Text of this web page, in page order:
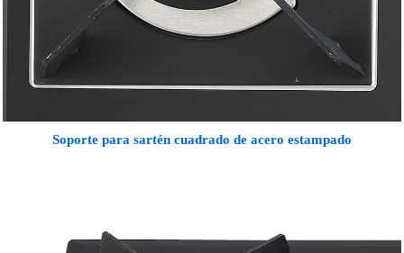
Soporte para sartén cuadrado de acero estampado